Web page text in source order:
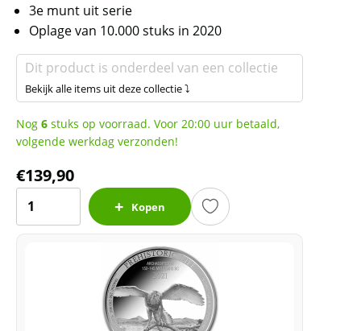
3e munt uit serie
Oplage van 10.000 stuks in 2020
Dit product is onderdeel van een collectie
Bekijk alle items uit deze collectie ⤵
Nog 6 stuks op voorraad. Voor 20:00 uur betaald,
volgende werkdag verzonden!
€139,90
Prehistoric
Kopen